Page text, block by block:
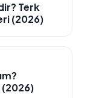
Terk
(2026)
(2026)